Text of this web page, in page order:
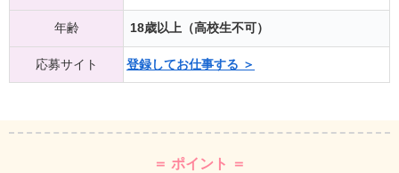
年齢 18歳以上（高校生不可）
応募サイト 登録してお仕事する ＞
＝ ポイント ＝